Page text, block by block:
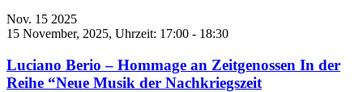
Nov. 15 2025
15 November, 2025, Uhrzeit: 17:00 - 18:30
Luciano Berio – Hommage an Zeitgenossen In der
Reihe “Neue Musik der Nachkriegszeit